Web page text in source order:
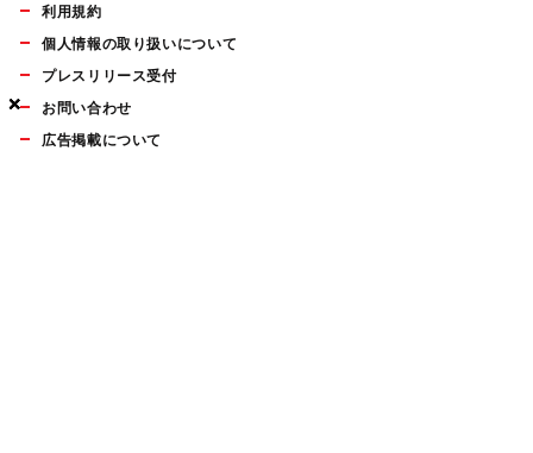
×
×
×
利用規約
個人情報の取り扱いについて
プレスリリース受付
お問い合わせ
広告掲載について